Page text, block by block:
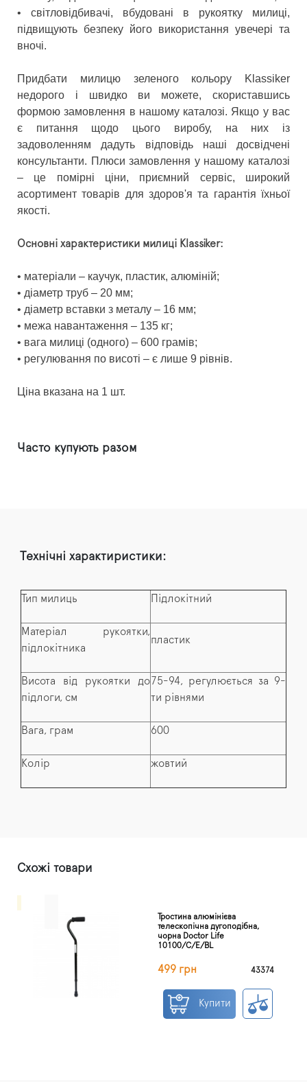
• світловідбивачі, вбудовані в рукоятку милиці,
підвищують безпеку його використання увечері та
вночі.
Придбати милицю зеленого кольору Klassiker
недорого і швидко ви можете, скориставшись
формою замовлення в нашому каталозі. Якщо у вас
є питання щодо цього виробу, на них із
задоволенням дадуть відповідь наші досвідчені
консультанти. Плюси замовлення у нашому каталозі
– це помірні ціни, приємний сервіс, широкий
асортимент товарів для здоров'я та гарантія їхньої
якості.
Основні характеристики милиці Klassiker:
• матеріали – каучук, пластик, алюміній;
• діаметр труб – 20 мм;
• діаметр вставки з металу – 16 мм;
• межа навантаження – 135 кг;
• вага милиці (одного) – 600 грамів;
• регулювання по висоті – є лише 9 рівнів.
Ціна вказана на 1 шт.
Часто купують разом
Технічні характиристики:
Тип милиць Підлокітний
Матеріал рукоятки,
підлокітника
пластик
Висота від рукоятки до
підлоги, см
75-94, регулюється за 9-
ти рівнями
Вага, грам 600
Колір жовтий
Схожі товари
Тростина алюмінієва
телескопічна дугоподібна,
чорна Doctor Life
10100/C/E/BL
499 грн 43374
Купити